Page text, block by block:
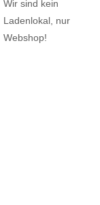
Wir sind kein
Ladenlokal, nur
Webshop!